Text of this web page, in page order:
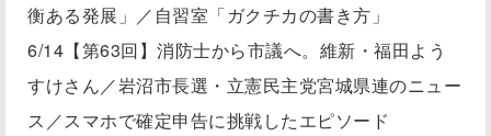
衡ある発展」／自習室「ガクチカの書き方」
6/14【第63回】消防士から市議へ。維新・福田よう
すけさん／岩沼市長選・立憲民主党宮城県連のニュー
ス／スマホで確定申告に挑戦したエピソード